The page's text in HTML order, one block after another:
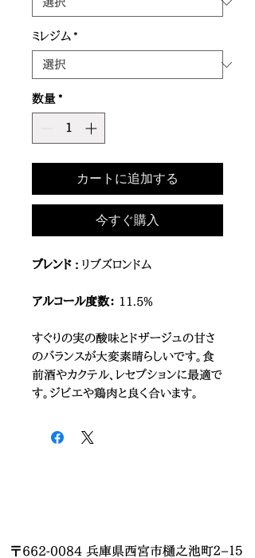
ミレジム *
数量 *
カートに追加する
今すぐ購入
ブレンド : リブズロンドム
アルコール度数： 11.5%
すぐりの実の酸味とドザージュの甘さ
のバランスが大変素晴らしいです。食
前酒やカクテル、レセプションに最適で
す。ジビエや鶏肉と良く合います。
〒662-0084 兵庫県西宮市樋之池町２−１５